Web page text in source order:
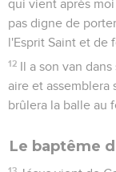
Les vidéos ne sont pas
La tentation
eut faim.
Et le tentateur,